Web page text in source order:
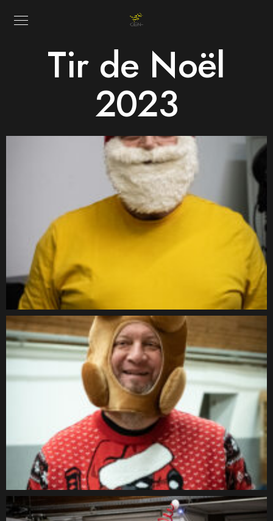
Tir de Noël
2023